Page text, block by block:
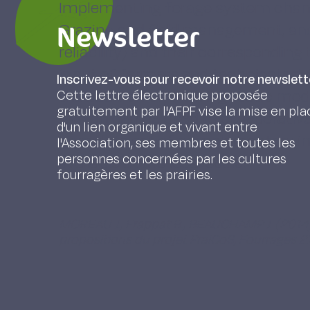
Implementing forage system
Grazing and field management,
reliability) and their corresponding
input of farmers and technical
the addition of the Diagnostic
(which can be used to
complete set of complementary
available at the local scale.
MOREAU J., Frappat B., BEAUCHAMP J.
Newsletter
Inscrivez-vous pour recevoir notre
Cette lettre électronique proposée
gratuitement par l'AFPF vise la mise en
d'un lien organique et vivant entre
l'Association, ses membres et toutes les
personnes concernées par les cultures
fourragères et les prairies.